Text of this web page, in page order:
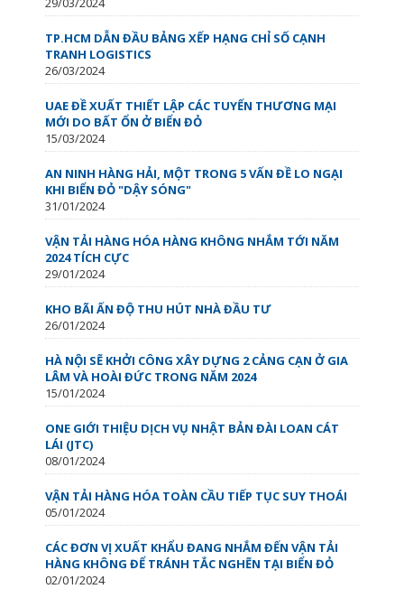
TP.HCM DẪN ĐẦU BẢNG XẾP HẠNG CHỈ SỐ CẠNH
TRANH LOGISTICS
26/03/2024
UAE ĐỀ XUẤT THIẾT LẬP CÁC TUYẾN THƯƠNG MẠI
MỚI DO BẤT ỔN Ở BIỂN ĐỎ
15/03/2024
AN NINH HÀNG HẢI, MỘT TRONG 5 VẤN ĐỀ LO NGẠI
KHI BIỂN ĐỎ "DẬY SÓNG"
31/01/2024
VẬN TẢI HÀNG HÓA HÀNG KHÔNG NHẮM TỚI NĂM
2024 TÍCH CỰC
29/01/2024
KHO BÃI ẤN ĐỘ THU HÚT NHÀ ĐẦU TƯ
26/01/2024
HÀ NỘI SẼ KHỞI CÔNG XÂY DỰNG 2 CẢNG CẠN Ở GIA
LÂM VÀ HOÀI ĐỨC TRONG NĂM 2024
15/01/2024
ONE GIỚI THIỆU DỊCH VỤ NHẬT BẢN ĐÀI LOAN CÁT
LÁI (JTC)
08/01/2024
VẬN TẢI HÀNG HÓA TOÀN CẦU TIẾP TỤC SUY THOÁI
05/01/2024
CÁC ĐƠN VỊ XUẤT KHẨU ĐANG NHẮM ĐẾN VẬN TẢI
HÀNG KHÔNG ĐỂ TRÁNH TẮC NGHẼN TẠI BIỂN ĐỎ
02/01/2024